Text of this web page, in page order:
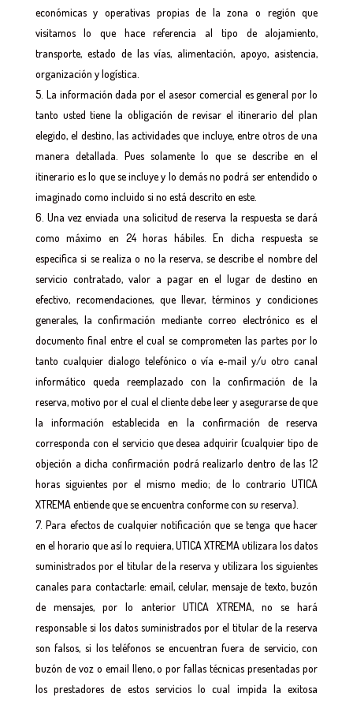
económicas y operativas propias de la zona o región que
visitamos lo que hace referencia al tipo de alojamiento,
transporte, estado de las vías, alimentación, apoyo, asistencia,
organización y logística.
La información dada por el asesor comercial es general por lo
tanto usted tiene la obligación de revisar el itinerario del plan
elegido, el destino, las actividades que incluye, entre otros de una
manera detallada. Pues solamente lo que se describe en el
itinerario es lo que se incluye y lo demás no podrá ser entendido o
imaginado como incluido si no está descrito en este.
Una vez enviada una solicitud de reserva la respuesta se dará
como máximo en 24 horas hábiles. En dicha respuesta se
especifica si se realiza o no la reserva, se describe el nombre del
servicio contratado, valor a pagar en el lugar de destino en
efectivo, recomendaciones, que llevar, términos y condiciones
generales, la confirmación mediante correo electrónico es el
documento final entre el cual se comprometen las partes por lo
tanto cualquier dialogo telefónico o vía e-mail y/u otro canal
informático queda reemplazado con la confirmación de la
reserva, motivo por el cual el cliente debe leer y asegurarse de que
la información establecida en la confirmación de reserva
corresponda con el servicio que desea adquirir (cualquier tipo de
objeción a dicha confirmación podrá realizarlo dentro de las 12
horas siguientes por el mismo medio; de lo contrario UTICA
XTREMA entiende que se encuentra conforme con su reserva).
Para efectos de cualquier notificación que se tenga que hacer
en el horario que así lo requiera, UTICA XTREMA utilizara los datos
suministrados por el titular de la reserva y utilizara los siguientes
canales para contactarle: email, celular, mensaje de texto, buzón
de mensajes, por lo anterior UTICA XTREMA, no se hará
responsable si los datos suministrados por el titular de la reserva
son falsos, si los teléfonos se encuentran fuera de servicio, con
buzón de voz o email lleno, o por fallas técnicas presentadas por
los prestadores de estos servicios lo cual impida la exitosa